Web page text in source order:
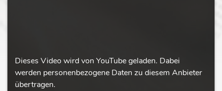
Dieses Video wird von YouTube geladen. Dabei
werden personenbezogene Daten zu diesem Anbieter
übertragen.